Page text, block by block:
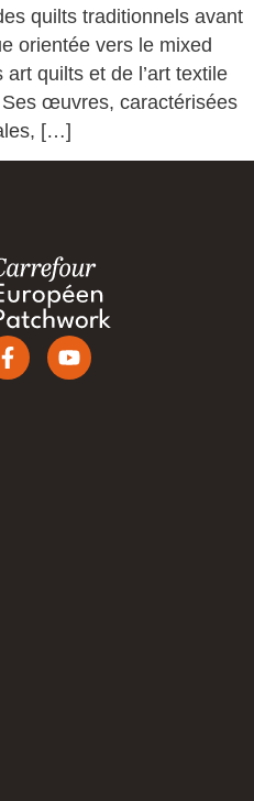
quilts traditionnels avant
orientée vers le mixed
quilts et de l’art textile
œuvres, caractérisées
[…]